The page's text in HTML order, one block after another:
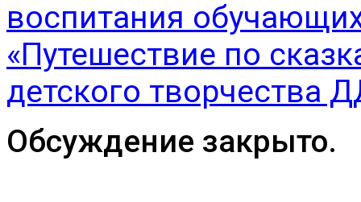
воспитания
«Путешествие по
детского творчества
Обсуждение закрыто.